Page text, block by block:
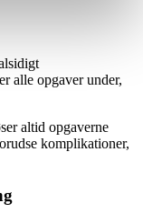
alle opgaver under,
altid opgaverne
komplikationer,